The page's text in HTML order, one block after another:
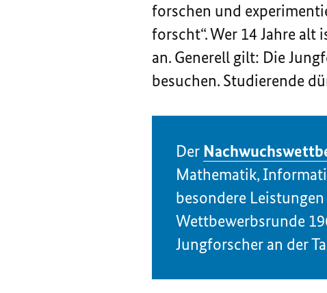
forschen und
forscht“. Wer 14 Jahre
an. Generell gilt: Die
besuchen. Studierende
Der
Mathematik,
besondere
Wettbewerbsrunde
Jungforscher an der